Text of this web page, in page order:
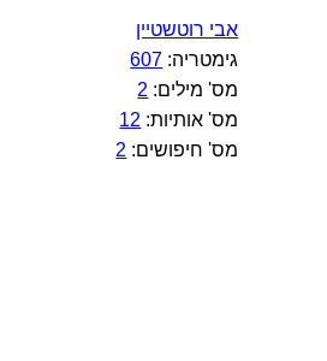
אבי רוטשטיין
גימטריה: 607
מס' מילים: 2
מס' אותיות: 12
מס' חיפושים: 2